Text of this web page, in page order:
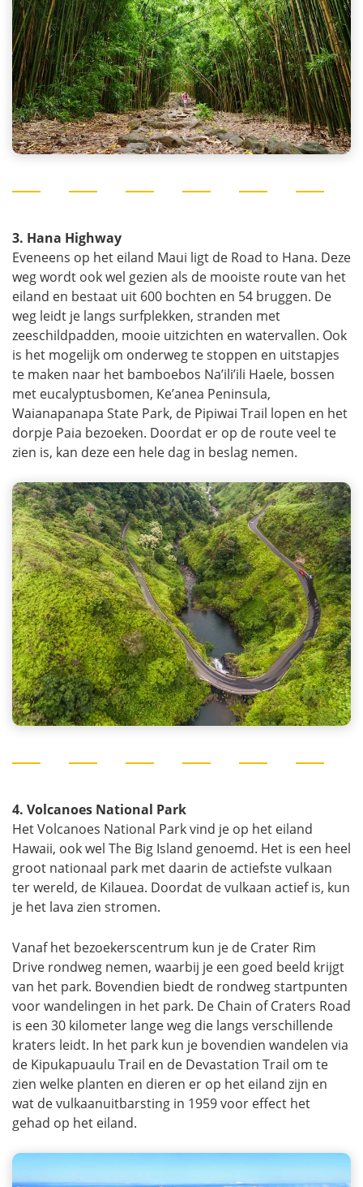
3. Hana Highway
Eveneens op het eiland Maui ligt de Road to Hana. Deze
weg wordt ook wel gezien als de mooiste route van het
eiland en bestaat uit 600 bochten en 54 bruggen. De
weg leidt je langs surfplekken, stranden met
zeeschildpadden, mooie uitzichten en watervallen. Ook
is het mogelijk om onderweg te stoppen en uitstapjes
te maken naar het bamboebos Na’ili’ili Haele, bossen
met eucalyptusbomen, Ke’anea Peninsula,
Waianapanapa State Park, de Pipiwai Trail lopen en het
dorpje Paia bezoeken. Doordat er op de route veel te
zien is, kan deze een hele dag in beslag nemen.
4. Volcanoes National Park
Het Volcanoes National Park vind je op het eiland
Hawaii, ook wel The Big Island genoemd. Het is een heel
groot nationaal park met daarin de actiefste vulkaan
ter wereld, de Kilauea. Doordat de vulkaan actief is, kun
je het lava zien stromen.
Vanaf het bezoekerscentrum kun je de Crater Rim
Drive rondweg nemen, waarbij je een goed beeld krijgt
van het park. Bovendien biedt de rondweg startpunten
voor wandelingen in het park. De Chain of Craters Road
is een 30 kilometer lange weg die langs verschillende
kraters leidt. In het park kun je bovendien wandelen via
de Kipukapuaulu Trail en de Devastation Trail om te
zien welke planten en dieren er op het eiland zijn en
wat de vulkaanuitbarsting in 1959 voor effect het
gehad op het eiland.